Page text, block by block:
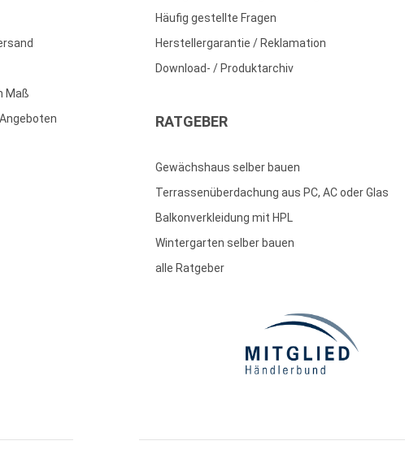
Maß
Häufig gestellte Fragen
Herstellergarantie / Reklamation
Download- / Produktarchiv
RATGEBER
Gewächshaus selber bauen
Terrassenüberdachung aus PC, AC oder Glas
Balkonverkleidung mit HPL
Wintergarten selber bauen
alle Ratgeber